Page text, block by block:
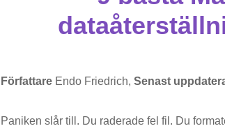
Författare Endo Friedrich, Senast
Paniken slår till. Du raderade fel fil. Du